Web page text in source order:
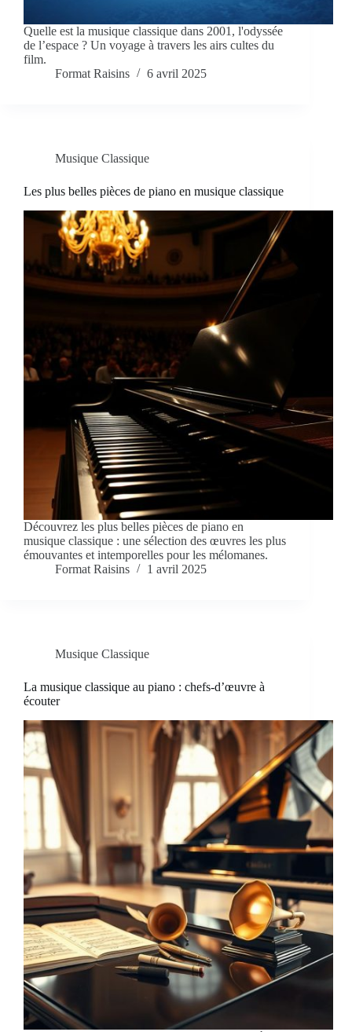
Quelle est la musique classique dans 2001, l'odyssée
de l’espace ? Un voyage à travers les airs cultes du
film.
Format Raisins
6 avril 2025
Musique Classique
Les plus belles pièces de piano en musique classique
Découvrez les plus belles pièces de piano en
musique classique : une sélection des œuvres les plus
émouvantes et intemporelles pour les mélomanes.
Format Raisins
1 avril 2025
Musique Classique
La musique classique au piano : chefs-d’œuvre à
écouter